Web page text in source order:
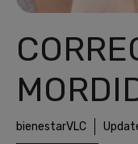
bienestarVLC